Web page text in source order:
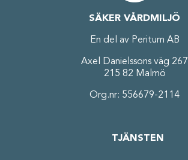
SÄKER VÅRDMILJÖ
En del av Peritum AB
Axel Danielssons väg 267
215 82 Malmö
Org.nr: 556679-2114
TJÄNSTEN